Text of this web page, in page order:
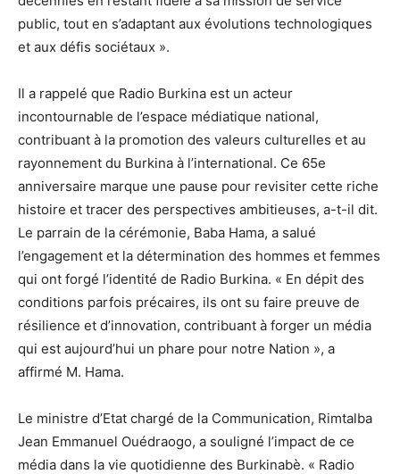
public, tout en s’adaptant aux évolutions technologiques
et aux défis sociétaux ».
Il a rappelé que Radio Burkina est un acteur
incontournable de l’espace médiatique national,
contribuant à la promotion des valeurs culturelles et au
rayonnement du Burkina à l’international. Ce 65e
anniversaire marque une pause pour revisiter cette riche
histoire et tracer des perspectives ambitieuses, a-t-il dit.
Le parrain de la cérémonie, Baba Hama, a salué
l’engagement et la détermination des hommes et femmes
qui ont forgé l’identité de Radio Burkina. « En dépit des
conditions parfois précaires, ils ont su faire preuve de
résilience et d’innovation, contribuant à forger un média
qui est aujourd’hui un phare pour notre Nation », a
affirmé M. Hama.
Le ministre d’Etat chargé de la Communication, Rimtalba
Jean Emmanuel Ouédraogo, a souligné l’impact de ce
média dans la vie quotidienne des Burkinabè. « Radio